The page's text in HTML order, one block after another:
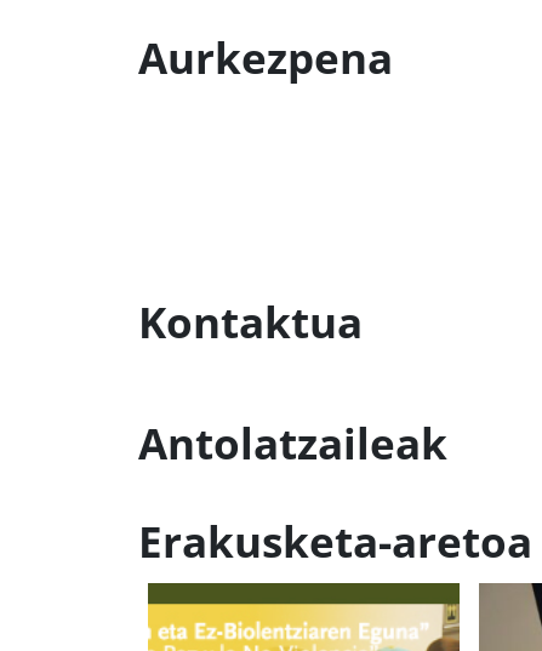
Aurkezpena
Kontaktua
Antolatzaileak
Erakusketa-aretoa